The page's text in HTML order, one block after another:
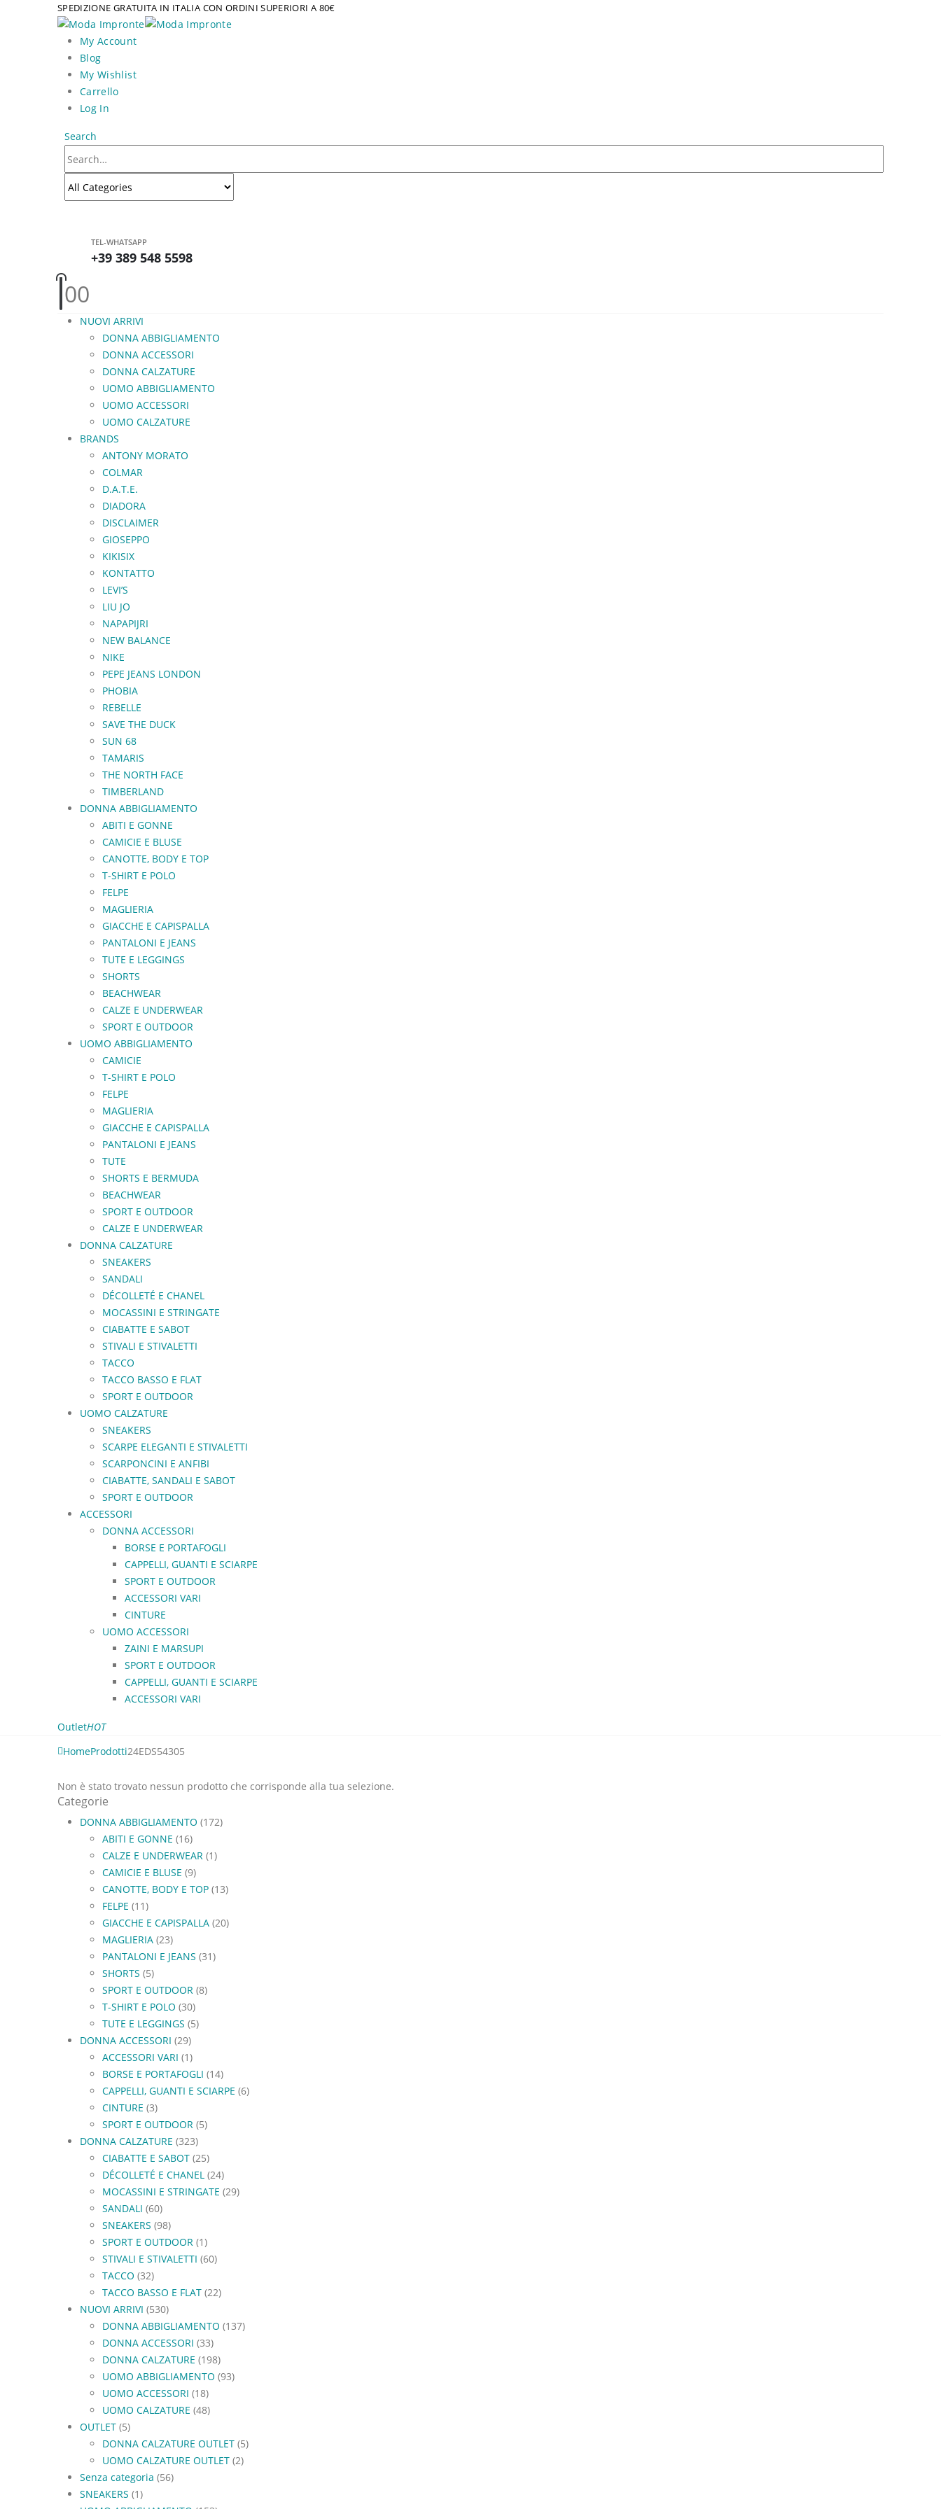
SPEDIZIONE GRATUITA IN ITALIA CON ORDINI SUPERIORI A 80€
My Account
Blog
My Wishlist
Carrello
Log In
Search
TEL-WHATSAPP
+39 389 548 5598
00
NUOVI ARRIVI
DONNA ABBIGLIAMENTO
DONNA ACCESSORI
DONNA CALZATURE
UOMO ABBIGLIAMENTO
UOMO ACCESSORI
UOMO CALZATURE
BRANDS
ANTONY MORATO
COLMAR
D.A.T.E.
DIADORA
DISCLAIMER
GIOSEPPO
KIKISIX
KONTATTO
LEVI’S
LIU JO
NAPAPIJRI
NEW BALANCE
NIKE
PEPE JEANS LONDON
PHOBIA
REBELLE
SAVE THE DUCK
SUN 68
TAMARIS
THE NORTH FACE
TIMBERLAND
DONNA ABBIGLIAMENTO
ABITI E GONNE
CAMICIE E BLUSE
CANOTTE, BODY E TOP
T-SHIRT E POLO
FELPE
MAGLIERIA
GIACCHE E CAPISPALLA
PANTALONI E JEANS
TUTE E LEGGINGS
SHORTS
BEACHWEAR
CALZE E UNDERWEAR
SPORT E OUTDOOR
UOMO ABBIGLIAMENTO
CAMICIE
T-SHIRT E POLO
FELPE
MAGLIERIA
GIACCHE E CAPISPALLA
PANTALONI E JEANS
TUTE
SHORTS E BERMUDA
BEACHWEAR
SPORT E OUTDOOR
CALZE E UNDERWEAR
DONNA CALZATURE
SNEAKERS
SANDALI
DÉCOLLETÉ E CHANEL
MOCASSINI E STRINGATE
CIABATTE E SABOT
STIVALI E STIVALETTI
TACCO
TACCO BASSO E FLAT
SPORT E OUTDOOR
UOMO CALZATURE
SNEAKERS
SCARPE ELEGANTI E STIVALETTI
SCARPONCINI E ANFIBI
CIABATTE, SANDALI E SABOT
SPORT E OUTDOOR
ACCESSORI
DONNA ACCESSORI
BORSE E PORTAFOGLI
CAPPELLI, GUANTI E SCIARPE
SPORT E OUTDOOR
ACCESSORI VARI
CINTURE
UOMO ACCESSORI
ZAINI E MARSUPI
SPORT E OUTDOOR
CAPPELLI, GUANTI E SCIARPE
ACCESSORI VARI
OutletHOT
HomeProdotti24EDS54305
Non è stato trovato nessun prodotto che corrisponde alla tua selezione.
Categorie
DONNA ABBIGLIAMENTO (172)
ABITI E GONNE (16)
CALZE E UNDERWEAR (1)
CAMICIE E BLUSE (9)
CANOTTE, BODY E TOP (13)
FELPE (11)
GIACCHE E CAPISPALLA (20)
MAGLIERIA (23)
PANTALONI E JEANS (31)
SHORTS (5)
SPORT E OUTDOOR (8)
T-SHIRT E POLO (30)
TUTE E LEGGINGS (5)
DONNA ACCESSORI (29)
ACCESSORI VARI (1)
BORSE E PORTAFOGLI (14)
CAPPELLI, GUANTI E SCIARPE (6)
CINTURE (3)
SPORT E OUTDOOR (5)
DONNA CALZATURE (323)
CIABATTE E SABOT (25)
DÉCOLLETÉ E CHANEL (24)
MOCASSINI E STRINGATE (29)
SANDALI (60)
SNEAKERS (98)
SPORT E OUTDOOR (1)
STIVALI E STIVALETTI (60)
TACCO (32)
TACCO BASSO E FLAT (22)
NUOVI ARRIVI (530)
DONNA ABBIGLIAMENTO (137)
DONNA ACCESSORI (33)
DONNA CALZATURE (198)
UOMO ABBIGLIAMENTO (93)
UOMO ACCESSORI (18)
UOMO CALZATURE (48)
OUTLET (5)
DONNA CALZATURE OUTLET (5)
UOMO CALZATURE OUTLET (2)
Senza categoria (56)
SNEAKERS (1)